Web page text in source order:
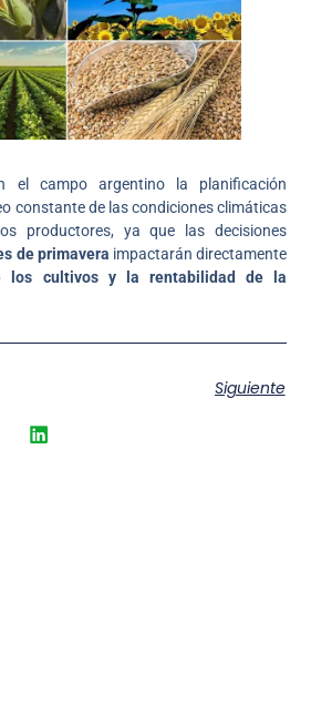
el campo argentino la planificación
constante de las condiciones climáticas
productores, ya que las decisiones
de primavera impactarán directamente
los cultivos y la rentabilidad de la
Siguiente